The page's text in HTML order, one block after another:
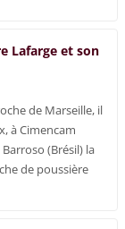
Lafarge et son
de Marseille, il
à Cimencam
(Brésil) la
de poussière